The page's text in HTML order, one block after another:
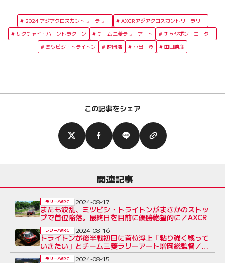
2024 アジアクロスカントリーラリー
AXCRアジアクロスカントリーラリー
サクチャイ・ハーントラクーン
チーム三菱ラリーアート
チャヤポン・ヨーター
ミツビシ・トライトン
増岡浩 小出一登 田口勝彦
この記事をシェア
関連記事
またも波乱、ミツビシ・トライトンがまさかのストッ
プで首位陥落。最終日を目前に優勝絶望的に／AXCR
ラリー/WRC 2024-08-17
トライトンが後半戦初日に首位浮上「粘り強く戦って
いきたい」とチーム三菱ラリーアート増岡総監督／
AXCR
ラリー/WRC 2024-08-16
ラリー/WRC 2024-08-15